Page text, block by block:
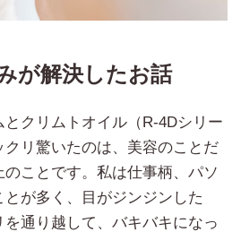
が解決したお話
クリムトオイル（R-4Dシリー
クリ驚いたのは、美容のことだ
ことです。私は仕事柄、パソ
が多く、目がジンジンした
通り越して、バキバキになっ